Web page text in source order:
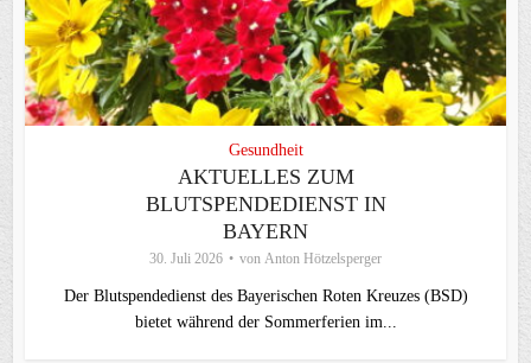
Gesundheit
AKTUELLES ZUM
BLUTSPENDEDIENST IN
BAYERN
30. Juli 2026 von Anton Hötzelsperger
Der Blutspendedienst des Bayerischen Roten Kreuzes (BSD)
bietet während der Sommerferien im...